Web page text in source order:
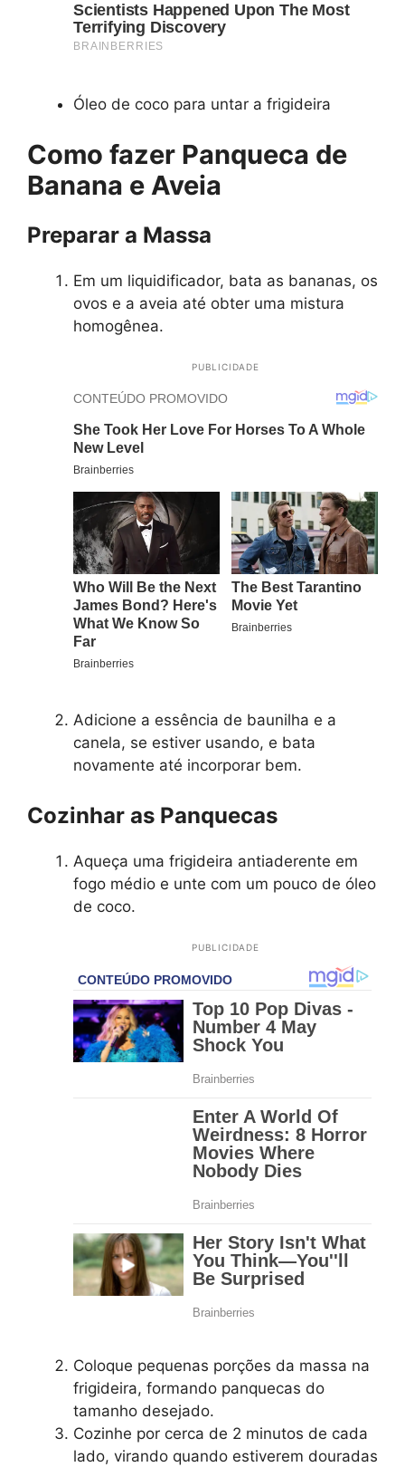
Óleo de coco para untar a frigideira
Como fazer Panqueca de
Banana e Aveia
Preparar a Massa
Em um liquidificador, bata as bananas, os
ovos e a aveia até obter uma mistura
homogênea.
PUBLICIDADE
Adicione a essência de baunilha e a
canela, se estiver usando, e bata
novamente até incorporar bem.
Cozinhar as Panquecas
Aqueça uma frigideira antiaderente em
fogo médio e unte com um pouco de óleo
de coco.
PUBLICIDADE
Coloque pequenas porções da massa na
frigideira, formando panquecas do
tamanho desejado.
Cozinhe por cerca de 2 minutos de cada
lado, virando quando estiverem douradas